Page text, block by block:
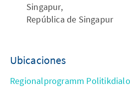
Singapur,
República de Singapur
Ubicaciones
Regionalprogramm